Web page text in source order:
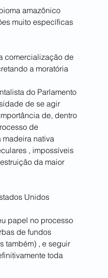
amazônico
muito específicas
comercialização de
a moratória
do Parlamento
de se agir
de, dentro
de
madeira nativa
, impossíveis
da maior
Unidos
papel no processo
de fundos
também) , e seguir
toda